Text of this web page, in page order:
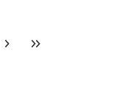
Seuraava sivuViimeinen sivu